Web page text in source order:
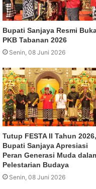
Bupati Sanjaya Resmi
PKB Tabanan 2026
Senin, 08 Juni 2026
Tutup FESTA II Tahun 2026,
Bupati Sanjaya Apresiasi
Peran Generasi Muda
Pelestarian Budaya
Senin, 08 Juni 2026